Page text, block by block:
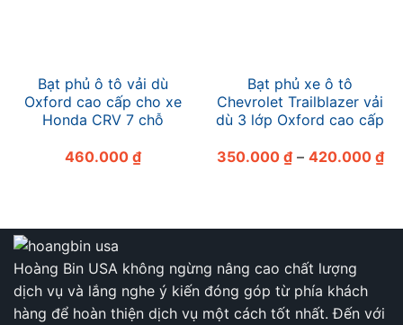
Bạt phủ ô tô vải dù
Oxford cao cấp cho xe
Honda CRV 7 chỗ
460.000 ₫
Bạt phủ xe ô tô
Chevrolet Trailblazer vải
dù 3 lớp Oxford cao cấp
350.000 ₫ – 420.000 ₫
Hoàng Bin USA không ngừng nâng cao chất lượng
dịch vụ và lắng nghe ý kiến đóng góp từ phía khách
hàng để hoàn thiện dịch vụ một cách tốt nhất. Đến với